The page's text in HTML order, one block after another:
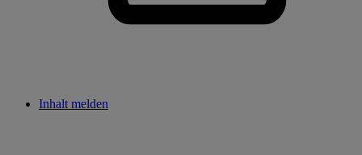
Inhalt melden